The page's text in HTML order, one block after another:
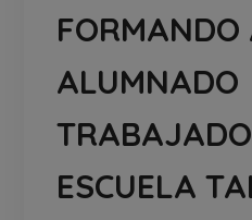
FORMANDO
ALUMNADO
ESCUELA